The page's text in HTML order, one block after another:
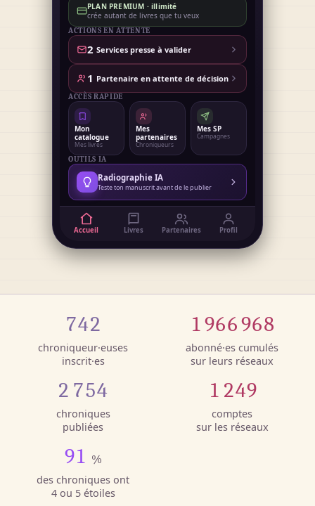
PLAN PREMIUM · illimité
crée autant de livres que tu veux
ACTIONS EN ATTENTE
2 Services presse à valider
1 Partenaire en attente de décision
ACCÈS RAPIDE
Mon
catalogue
Mes livres
Mes
partenaires
Chroniqueurs
Mes SP
Campagnes
OUTILS IA
Radiographie IA
Teste ton manuscrit avant de le publier
Accueil Livres Partenaires Profil
742
chroniqueur·euses
inscrit·es
1 966 968
abonné·es cumulés
sur leurs réseaux
2 754
chroniques
publiées
1 249
comptes
sur les réseaux
91 %
des chroniques ont
4 ou 5 étoiles